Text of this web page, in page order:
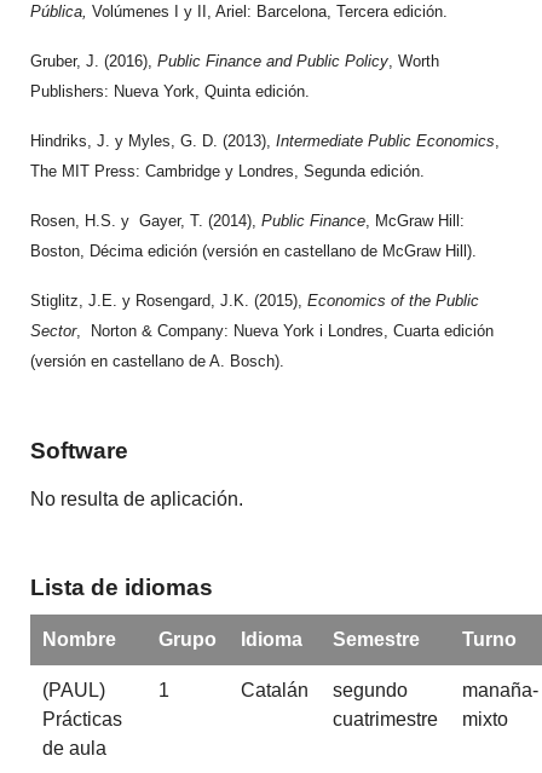
Pública,Volúmenes I y II, Ariel: Barcelona, Tercera edición.
Gruber, J. (2016),Public Finance and Public Policy , Worth
Publishers: Nueva York, Quinta edición.
Hindriks, J. y Myles, G. D. (2013),Intermediate Public Economics
The MIT Press: Cambridge y Londres, Segunda edición.
Rosen, H.S. y Gayer, T. (2014),Public Finance , McGraw Hill:
Boston, Décima edición (versión en castellano de McGraw Hill).
Stiglitz, J.E. y Rosengard, J.K. (2015),Economics of the Public
Sector, Norton & Company: Nueva York i Londres, Cuarta edición
(versión en castellano de A. Bosch).
Software
No resulta de aplicación.
Lista de idiomas
Nombre Grupo Idioma Semestre Turno
(PAUL)
Prácticas
de aula
1 Catalán
segundo
cuatrimestre
manaña-
mixto